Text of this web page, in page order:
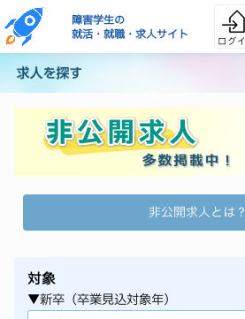
障害学生の
就活・就職・求人サイト
非公開求人とは？
対象
▼新卒（卒業見込対象年）